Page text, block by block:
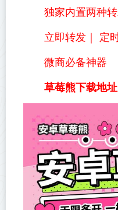
独家内置两种转
立即转发｜ 定
微商必备神器
草莓熊下载地址